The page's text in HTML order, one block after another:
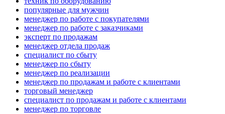
популярные для мужчин
менеджер по работе с покупателями
менеджер по работе с заказчиками
эксперт по продажам
менеджер отдела продаж
специалист по сбыту
менеджер по сбыту
менеджер по реализации
менеджер по продажам и работе с клиентами
торговый менеджер
специалист по продажам и работе с клиентами
менеджер по торговле